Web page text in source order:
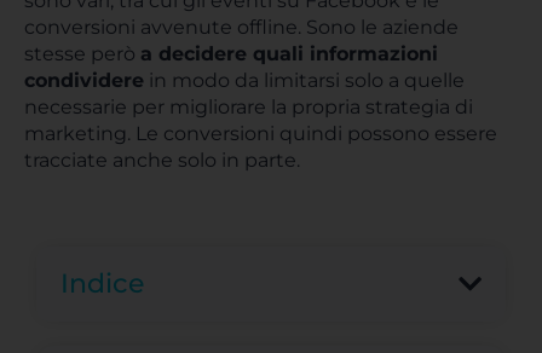
conversioni avvenute offline. Sono le aziende
stesse però a decidere quali informazioni
condividere in modo da limitarsi solo a quelle
necessarie per migliorare la propria strategia di
marketing. Le conversioni quindi possono essere
tracciate anche solo in parte.
Indice